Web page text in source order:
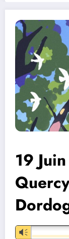
19
Vm